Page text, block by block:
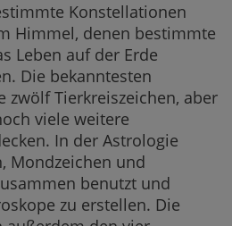
Konstellationen
Himmel, denen bestimmte
Leben auf der Erde
Die bekanntesten
zwölf Tierkreiszeichen, aber
viele weitere
In der Astrologie
Mondzeichen und
benutzt und
zu erstellen. Die